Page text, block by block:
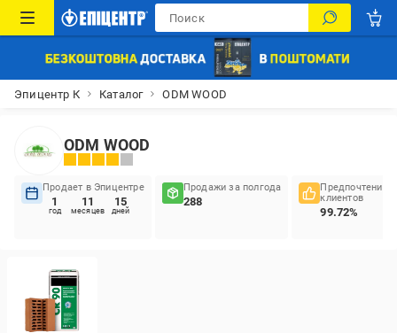
Эпицентр К Каталог ODM WOOD
ODM WOOD
Продает в Эпицентре
1
год
11
месяцев
15
дней
Продажи за полгода
288
Предпочтения
клиентов
99.72%